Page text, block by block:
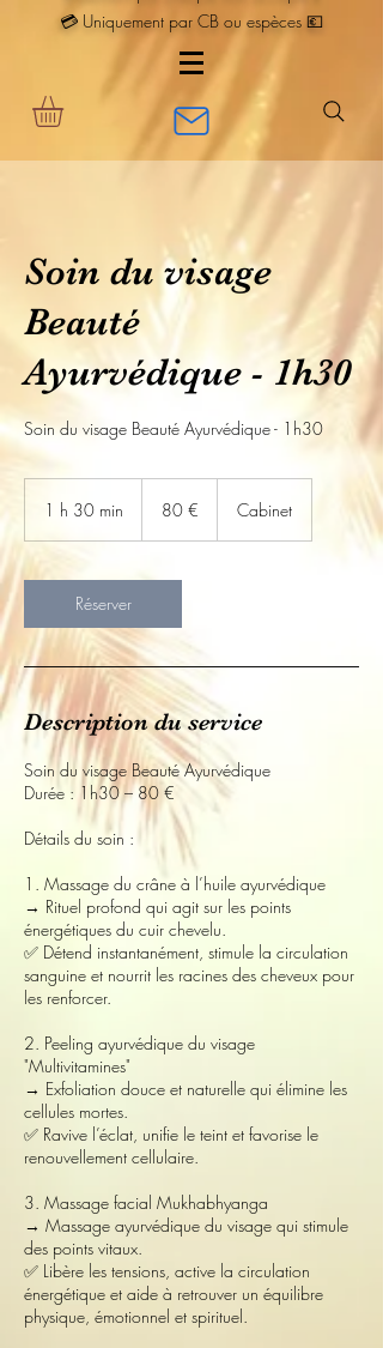
💳 Uniquement par CB ou espèces 💶
Soin du visage
Beauté
Ayurvédique - 1h30
Soin du visage Beauté Ayurvédique - 1h30
1 h 30 min
m
i
n
80 € Cabinet
Réserver
Description du service
Soin du visage Beauté Ayurvédique
Durée : 1h30 – 80 €
Détails du soin :
1. Massage du crâne à l’huile ayurvédique
→ Rituel profond qui agit sur les points
énergétiques du cuir chevelu.
✅ Détend instantanément, stimule la circulation
sanguine et nourrit les racines des cheveux pour
les renforcer.
2. Peeling ayurvédique du visage
"Multivitamines"
→ Exfoliation douce et naturelle qui élimine les
cellules mortes.
✅ Ravive l’éclat, unifie le teint et favorise le
renouvellement cellulaire.
3. Massage facial Mukhabhyanga
→ Massage ayurvédique du visage qui stimule
des points vitaux.
✅ Libère les tensions, active la circulation
énergétique et aide à retrouver un équilibre
physique, émotionnel et spirituel.